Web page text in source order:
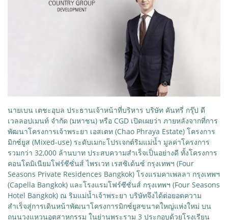
นายเบน เตชะอุบล ประธานเจ้าหน้าที่บริหาร บริษัท คันทรี่ กรุ๊ป ดี
เวลลอปเมนท์ จำกัด (มหาชน) หรือ CGD เปิดเผยว่า ภายหลังจากที่การ
พัฒนาโครงการเจ้าพระยา เอสเตท (Chao Phraya Estate) โครงการ
มิกซ์ยูส (Mixed-use) ระดับเมกะโปรเจกต์ริมแม่น้ำ มูลค่าโครงการ
รวมกว่า 32,000 ล้านบาท ประสบความสำเร็จเป็นอย่างดี ทั้งโครงการ
คอนโดมิเนียมโฟร์ซีซั่นส์ ไพรเวท เรสซิเด้นซ์ กรุงเทพฯ (Four
Seasons Private Residences Bangkok) โรงแรมคาเพลลา กรุงเทพฯ
(Capella Bangkok) และโรงแรมโฟร์ซีซั่นส์ กรุงเทพฯ (Four Seasons
Hotel Bangkok) ณ ริมแม่น้ำเจ้าพระยา บริษัทจึงได้ต่อยอดความ
สำเร็จสู่การเดินหน้าพัฒนาโครงการมิกซ์ยูสขนาดใหญ่แห่งใหม่ บน
ถนนวงแหวนอุตสาหกรรม ในย่านพระราม 3 ประกอบด้วยโรงเรียน